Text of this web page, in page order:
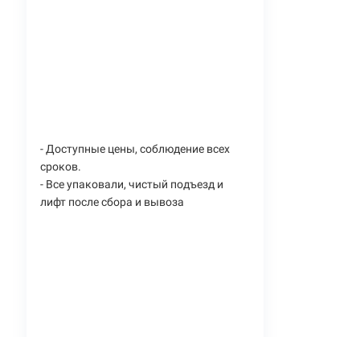
- Доступные цены, соблюдение всех
сроков.
- Все упаковали, чистый подъезд и
лифт после сбора и вывоза